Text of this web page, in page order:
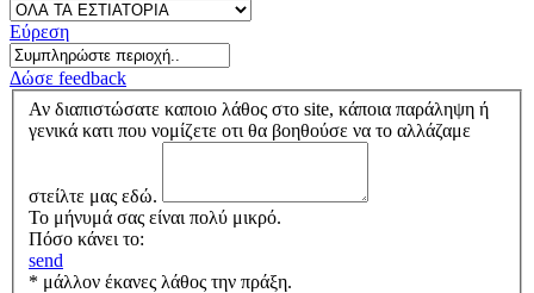
Εύρεση
Δώσε feedback
Αν διαπιστώσατε καποιο λάθος στο site, κάποια παράληψη ή
γενικά κατι που νομίζετε οτι θα βοηθούσε να το αλλάζαμε
στείλτε μας εδώ.
Το μήνυμά σας είναι πολύ μικρό.
Πόσο κάνει το:
send
* μάλλον έκανες λάθος την πράξη.